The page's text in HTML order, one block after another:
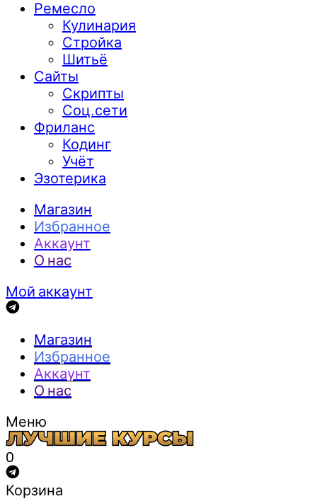
Ремесло
Кулинария
Стройка
Шитьё
Сайты
Скрипты
Соц.сети
Фриланс
Кодинг
Учёт
Эзотерика
Магазин
Избранное
Аккаунт
О нас
Мой аккаунт
Магазин
Избранное
Аккаунт
О нас
Меню
0
Корзина